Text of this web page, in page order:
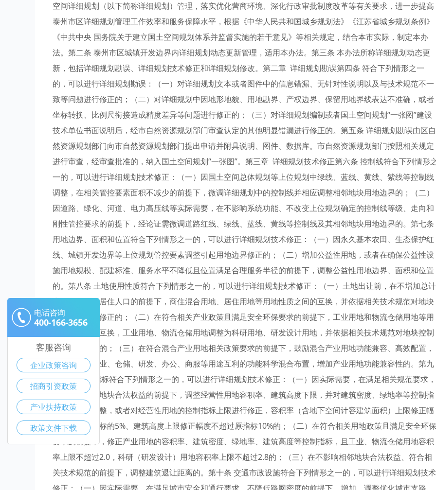
空间详细规划（以下简称详细规划）管理，落实优化营商环境、深化行政审批制度改革等有关要求，进一步提高
泰州市区详细规划管理工作效率和服务保障水平，根据《中华人民共和国城乡规划法》《江苏省城乡规划条例》
《中共中央 国务院关于建立国土空间规划体系并监督实施的若干意见》等相关规定，结合本市实际，制定本办
法。第二条 泰州市区城镇开发边界内详细规划动态更新管理，适用本办法。第三条 本办法所称详细规划动态更
新，包括详细规划勘误、详细规划技术修正和详细规划修改。第二章 详细规划勘误第四条 符合下列情形之一
的，可以进行详细规划勘误：（一）对详细规划文本或者图件中的信息错漏、无针对性说明以及与技术规范不一
致等问题进行修正的；（二）对详细规划中因地形地貌、用地勘界、产权边界、保留用地界线表达不准确，或者
坐标转换、比例尺衔接造成精度差异等问题进行修正的；（三）对详细规划编制或者国土空间规划“一张图”建设
技术单位书面说明后，经市自然资源规划部门审查认定的其他明显错漏进行修正的。第五条 详细规划勘误由区自
然资源规划部门向市自然资源规划部门提出申请并附具说明、图件、数据库。市自然资源规划部门按照相关规定
进行审查，经审查批准的，纳入国土空间规划“一张图”。第三章 详细规划技术修正第六条 控制线符合下列情形
一的，可以进行详细规划技术修正：（一）因国土空间总体规划等上位规划中绿线、蓝线、黄线、紫线等控制线
调整，在相关管控要素面积不减少的前提下，微调详细规划中的控制线并相应调整相邻地块用地边界的；（二）
因道路、绿化、河道、电力高压线等实际需要，在不影响系统功能、不改变上位规划确定的控制线等级、走向和
刚性管控要求的前提下，经论证需微调道路红线、绿线、蓝线、黄线等控制线及其相邻地块用地边界的。第七条
用地边界、面积和位置符合下列情形之一的，可以进行详细规划技术修正：（一）因永久基本农田、生态保护红
线、城镇开发边界等上位规划管控要素调整引起用地边界修正的；（二）增加公益性用地，或者在确保公益性设
施用地规模、配建标准、服务水平不降低且位置满足合理服务半径的前提下，调整公益性用地边界、面积和位置
的。第八条 土地使用性质符合下列情形之一的，可以进行详细规划技术修正：（一）土地出让前，在不增加总计
容建筑面积和居住人口的前提下，商住混合用地、居住用地等用地性质之间的互换，并依据相关技术规范对地块
控制指标进行修正的；（二）在符合相关产业政策且满足安全环保要求的前提下，工业用地和物流仓储用地等用
地性质之间的互换，工业用地、物流仓储用地调整为科研用地、研发设计用地，并依据相关技术规范对地块控制
指标进行修正的；（三）在符合混合产业用地相关政策要求的前提下，鼓励混合产业用地功能兼容、高效配置，
同一地块内工业、仓储、研发、办公、商服等用途互利的功能科学混合布置，增加产业用地功能兼容性的。第九
条 地块控制指标符合下列情形之一的，可以进行详细规划技术修正：（一）因实际需要，在满足相关规范要求，
且不影响相邻地块合法权益的前提下，调整经营性用地容积率、建筑高度下限，并对建筑密度、绿地率等控制指
标进行相应调整，或者对经营性用地的控制指标上限进行修正，容积率（含地下空间计容建筑面积）上限修正幅
度不超过原指标的5%、建筑高度上限修正幅度不超过原指标10%的；（二）在符合相关用地政策且满足安全环保
要求的前提下，修正产业用地的容积率、建筑密度、绿地率、建筑高度等控制指标，且工业、物流仓储用地容积
率上限不超过2.0，科研（研发设计）用地容积率上限不超过2.8的；（三）在不影响相邻地块合法权益、符合相
关技术规范的前提下，调整建筑退让距离的。第十条 交通市政设施符合下列情形之一的，可以进行详细规划技术
电话咨询
400-166-3656
客服咨询
企业政策咨询
招商引资政策
产业扶持政策
政策文件下载